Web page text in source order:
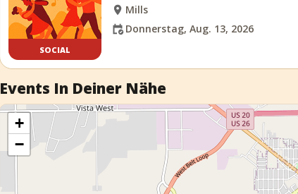
SOCIAL
Mills
Donnerstag, Aug. 13, 2026
Events In Deiner Nähe
+
−